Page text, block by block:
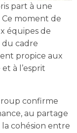
part à une
Ce moment de
équipes de
du cadre
propice aux
à l’esprit
confirme
au partage
la cohésion entre